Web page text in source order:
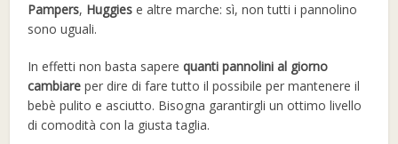
Pampers, Huggies e altre marche: sì, non tutti i pannolino
sono uguali.
In effetti non basta saperequanti pannolini al giorno
cambiare per dire di fare tutto il possibile per mantenere il
bebè pulito e asciutto. Bisogna garantirgli un ottimo livello
di comodità con la giusta taglia.